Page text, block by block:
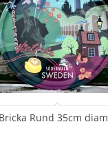
Rund 35cm diam